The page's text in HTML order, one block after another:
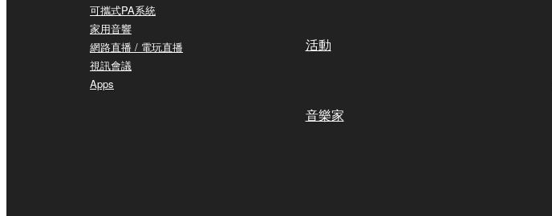
可攜式PA系統
家用音響
網路直播 / 電玩直播
視訊會議
Apps
活動
音樂家